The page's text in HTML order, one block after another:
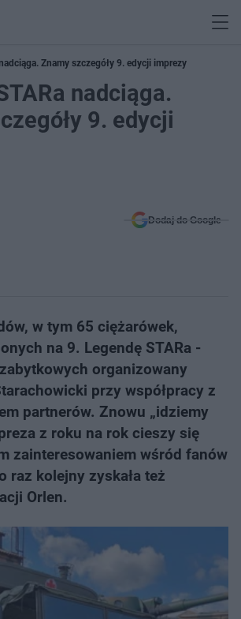
Znamy szczegóły 9. edycji imprezy
nadciąga.
9. edycji
Dodaj do Google
w tym 65 ciężarówek,
na 9. Legendę STARa -
organizowany
przy współpracy z
partnerów. Znowu „idziemy
z roku na rok cieszy się
zainteresowaniem wśród fanów
raz kolejny zyskała też
Orlen.